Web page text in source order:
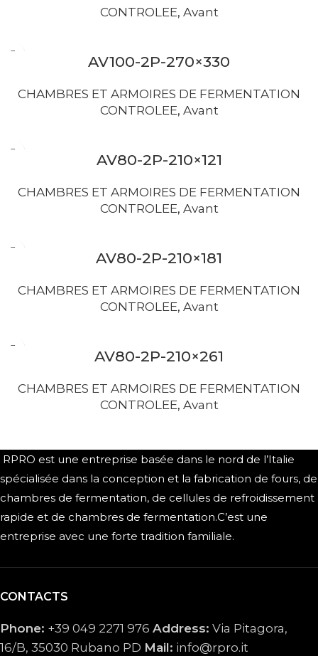
CONTROLEE, Avant
AV100-2P-270×330
CHAMBRES ET ARMOIRES DE FERMENTATION
CONTROLEE, Avant
AV80-2P-210×121
CHAMBRES ET ARMOIRES DE FERMENTATION
CONTROLEE, Avant
AV80-2P-210×181
CHAMBRES ET ARMOIRES DE FERMENTATION
CONTROLEE, Avant
AV80-2P-210×261
CHAMBRES ET ARMOIRES DE FERMENTATION
CONTROLEE, Avant
RPRO est une entreprise basée dans le nord de l’Italie
spécialisée dans la conception et la fabrication de fours, de
chambres de fermentation, de cellules de refroidissement
rapide et de chambres de fermentation.C’est une
entreprise avec une forte tradition familiale.
CONTACTS
Phone: +39 049 2271 976 Address: Via Pitagora,
16/B, 35030 Rubano PD Mail: info@rpro.it